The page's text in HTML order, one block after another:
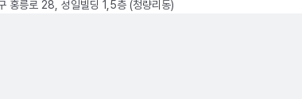
홍릉로 28, 성일빌딩 1,5층 (청량리동)